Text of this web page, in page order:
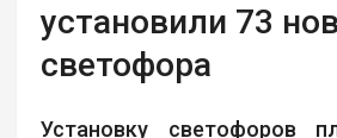
установили 73
светофора
Установку светофоров